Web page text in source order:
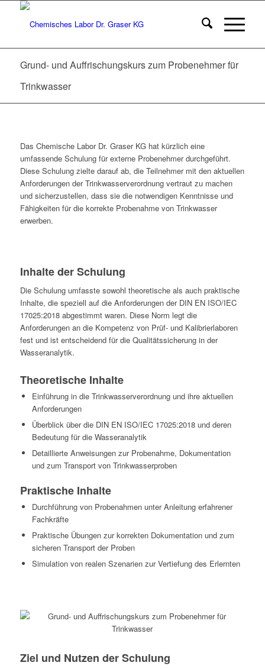
Grund- und Auffrischungskurs zum Probenehmer für
Trinkwasser
Das Chemische Labor Dr. Graser KG hat kürzlich eine
umfassende Schulung für externe Probenehmer durchgeführt.
Diese Schulung zielte darauf ab, die Teilnehmer mit den aktuellen
Anforderungen der Trinkwasserverordnung vertraut zu machen
und sicherzustellen, dass sie die notwendigen Kenntnisse und
Fähigkeiten für die korrekte Probenahme von Trinkwasser
erwerben.
Inhalte der Schulung
Die Schulung umfasste sowohl theoretische als auch praktische
Inhalte, die speziell auf die Anforderungen der DIN EN ISO/IEC
17025:2018 abgestimmt waren. Diese Norm legt die
Anforderungen an die Kompetenz von Prüf- und Kalibrierlaboren
fest und ist entscheidend für die Qualitätssicherung in der
Wasseranalytik.
Theoretische Inhalte
Einführung in die Trinkwasserverordnung und ihre aktuellen
Anforderungen
Überblick über die DIN EN ISO/IEC 17025:2018 und deren
Bedeutung für die Wasseranalytik
Detaillierte Anweisungen zur Probenahme, Dokumentation
und zum Transport von Trinkwasserproben
Praktische Inhalte
Durchführung von Probenahmen unter Anleitung erfahrener
Fachkräfte
Praktische Übungen zur korrekten Dokumentation und zum
sicheren Transport der Proben
Simulation von realen Szenarien zur Vertiefung des Erlernten
Ziel und Nutzen der Schulung